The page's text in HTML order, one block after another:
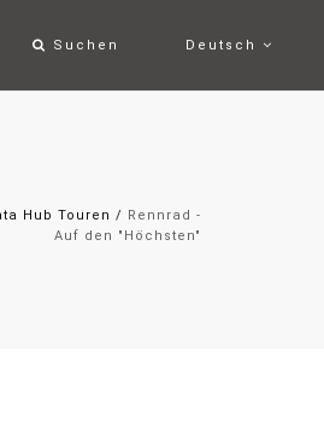
Suchen Deutsch
Hub Touren / Rennrad -
Auf den "Höchsten"